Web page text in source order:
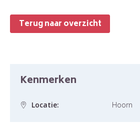
Terug naar overzicht
Kenmerken
Locatie: Hoorn